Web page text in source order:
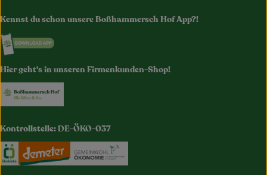
Kennst du schon unsere Boßhammersch Hof App?!
Externer Link zu https://www.bosshammersch-
Hier geht's in unseren Firmenkunden-Shop!
Kontrollstelle: DE-ÖKO-037
Externer Link zu https://www.oekokiste.de/
Externer Link zu https://www.demeter.de/